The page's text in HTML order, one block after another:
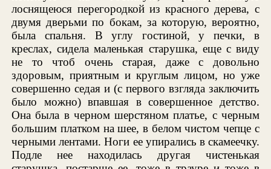
лоснящеюся перегородкой из красного дерева, с
двумя дверьми по бокам, за которую, вероятно,
была спальня. В углу гостиной, у печки, в
креслах, сидела маленькая старушка, еще с виду
не то чтоб очень старая, даже с довольно
здоровым, приятным и круглым лицом, но уже
совершенно седая и (с первого взгляда заключить
было можно) впавшая в совершенное детство.
Она была в черном шерстяном платье, с черным
большим платком на шее, в белом чистом чепце с
черными лентами. Ноги ее упирались в скамеечку.
Подле нее находилась другая чистенькая